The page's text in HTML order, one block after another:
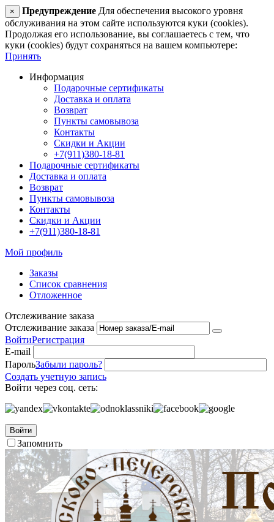
× Предупреждение Для обеспечения высокого уровня
обслуживания на этом сайте используются куки (cookies).
Продолжая его использование, вы соглашаетесь с тем, что
куки (cookies) будут сохраняться на вашем компьютере:
Принять
Информация
Подарочные сертификаты
Доставка и оплата
Возврат
Пункты самовывоза
Контакты
Скидки и Акции
+7(911)380-18-81
Подарочные сертификаты
Доставка и оплата
Возврат
Пункты самовывоза
Контакты
Скидки и Акции
+7(911)380-18-81
Мой профиль
Заказы
Список сравнения
Отложенное
Отслеживание заказа
Отслеживание заказа
ВойтиРегистрация
E-mail
ПарольЗабыли пароль?
Создать учетную запись
Войти через соц. сеть:
Войти
Запомнить